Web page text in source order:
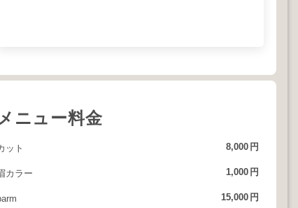
ニュー料金
ット 8,000 円
カラー 1,000 円
15,000 円